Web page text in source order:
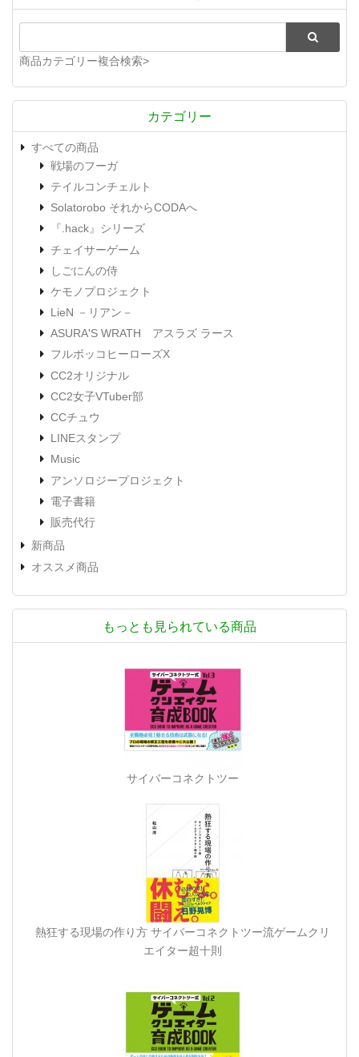
商品カテゴリー複合検索>
カテゴリー
すべての商品
戦場のフーガ
テイルコンチェルト
Solatorobo それからCODAへ
『.hack』シリーズ
チェイサーゲーム
しごにんの侍
ケモノプロジェクト
LieN －リアン－
ASURA'S WRATH アスラズ ラース
フルボッコヒーローズX
CC2オリジナル
CC2女子VTuber部
CCチュウ
LINEスタンプ
Music
アンソロジープロジェクト
電子書籍
販売代行
新商品
オススメ商品
もっとも見られている商品
サイバーコネクトツー
熱狂する現場の作り方 サイバーコネクトツー流ゲームクリ
エイター超十則